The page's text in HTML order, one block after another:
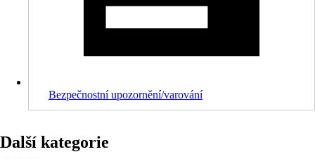
Bezpečnostní upozornění/varování
Další kategorie